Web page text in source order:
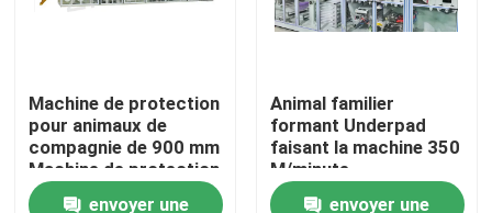
serviette hygiénique faisant la machine
Machine de protection d'animal familier
Machine de protection
pour animaux de
compagnie de 900 mm
Machine de protection
pour chien de 300
envoyer une
Animal familier
formant Underpad
faisant la machine 350
M/minute
envoyer une